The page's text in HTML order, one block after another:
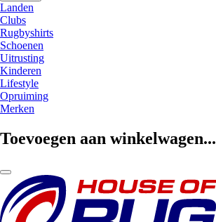
Landen
Clubs
Rugbyshirts
Schoenen
Uitrusting
Kinderen
Lifestyle
Opruiming
Merken
Toevoegen aan winkelwagen...